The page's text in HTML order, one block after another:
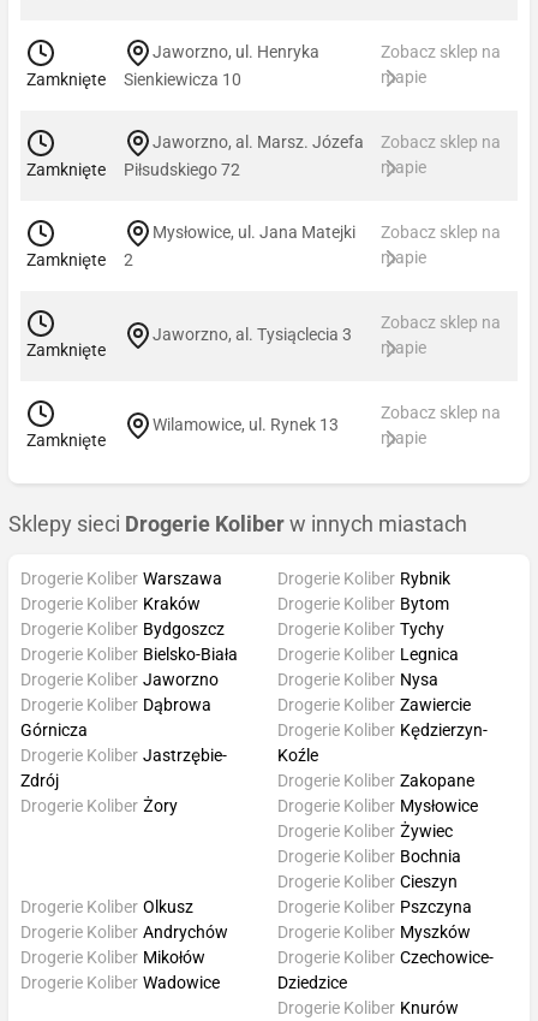
Zamknięte
Jaworzno, ul. Henryka
Sienkiewicza 10
Zobacz sklep na
mapie
Zamknięte
Jaworzno, al. Marsz. Józefa
Piłsudskiego 72
Zobacz sklep na
mapie
Zamknięte
Mysłowice, ul. Jana Matejki
2
Zobacz sklep na
mapie
Zamknięte
Jaworzno, al. Tysiąclecia 3
Zobacz sklep na
mapie
Zamknięte
Wilamowice, ul. Rynek 13
Zobacz sklep na
mapie
Sklepy sieci Drogerie Koliber w innych miastach
Drogerie Koliber Warszawa
Drogerie Koliber Kraków
Drogerie Koliber Bydgoszcz
Drogerie Koliber Bielsko-Biała
Drogerie Koliber Rybnik
Drogerie Koliber Bytom
Drogerie Koliber Tychy
Drogerie Koliber Legnica
Drogerie Koliber Jaworzno
Drogerie Koliber Dąbrowa
Górnicza
Drogerie Koliber Jastrzębie-
Zdrój
Drogerie Koliber Żory
Drogerie Koliber Nysa
Drogerie Koliber Zawiercie
Drogerie Koliber Kędzierzyn-
Koźle
Drogerie Koliber Zakopane
Drogerie Koliber Mysłowice
Drogerie Koliber Żywiec
Drogerie Koliber Bochnia
Drogerie Koliber Cieszyn
Drogerie Koliber Olkusz
Drogerie Koliber Andrychów
Drogerie Koliber Mikołów
Drogerie Koliber Wadowice
Drogerie Koliber Pszczyna
Drogerie Koliber Myszków
Drogerie Koliber Czechowice-
Dziedzice
Drogerie Koliber Knurów